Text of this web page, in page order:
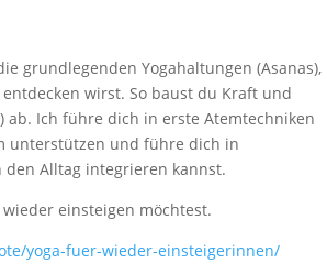
grundlegenden Yogahaltungen (Asanas),
wirst. So baust du Kraft und
ab. Ich führe dich in erste Atemtechniken
unterstützen und führe dich in
Alltag integrieren kannst.
einsteigen möchtest.
yoga-fuer-wieder-einsteigerinnen/